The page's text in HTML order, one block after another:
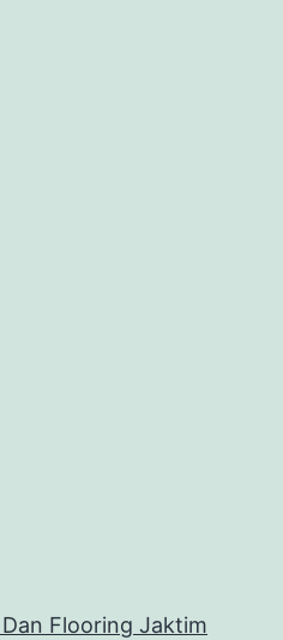
Flooring Jaktim